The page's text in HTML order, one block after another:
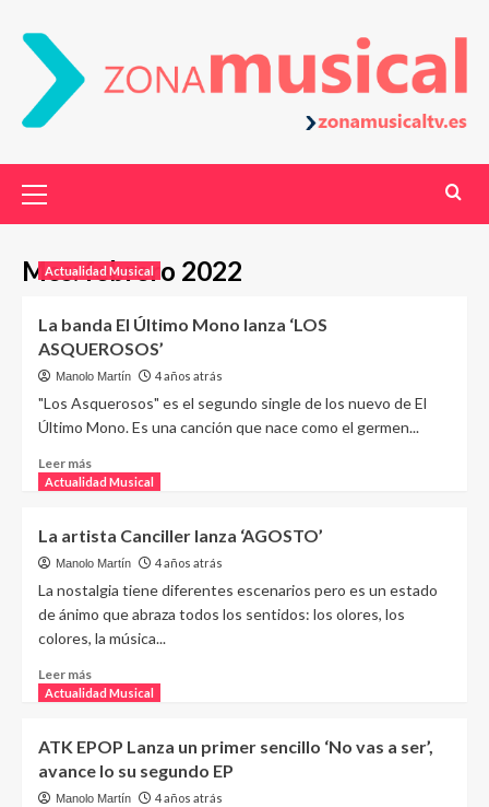
Mes:febrero 2022
Actualidad Musical
La banda El Último Mono lanza ‘LOS
ASQUEROSOS’
Manolo Martín 4 años atrás
"Los Asquerosos" es el segundo single de los nuevo de El
Último Mono. Es una canción que nace como el germen...
Leer más
Actualidad Musical
La artista Canciller lanza ‘AGOSTO’
Manolo Martín 4 años atrás
La nostalgia tiene diferentes escenarios pero es un estado
de ánimo que abraza todos los sentidos: los olores, los
colores, la música...
Leer más
Actualidad Musical
ATK EPOP Lanza un primer sencillo ‘No vas a ser’,
avance lo su segundo EP
Manolo Martín 4 años atrás